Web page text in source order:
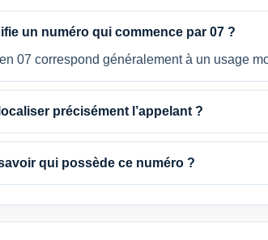
un numéro qui commence par 07 ?
07 correspond généralement à un usage
précisément l’appelant ?
qui possède ce numéro ?